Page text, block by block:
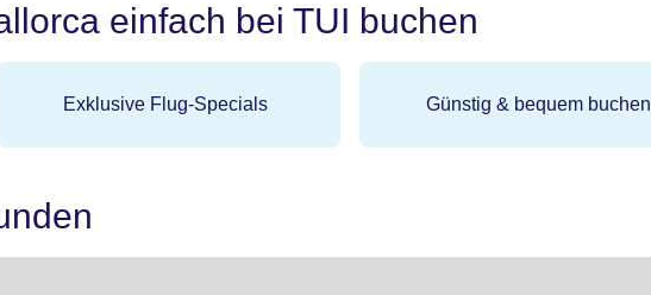
einfach bei TUI buchen
Exklusive Flug-Specials Günstig & bequem buchen